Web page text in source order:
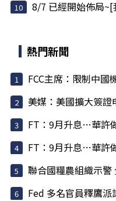
8/7 已經開始佈局
熱門新聞
FCC主席：限制中
美媒：美國擴大簽
FT：9月升息…華許做好
FT：9月升息…華許做好
聯合國糧農組織示警
Fed 多名官員釋鷹派